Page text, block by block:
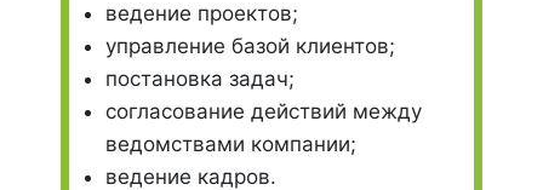
ведение проектов;
управление базой клиентов;
постановка задач;
согласование действий между
ведомствами компании;
ведение кадров.